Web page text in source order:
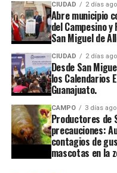
CIUDAD 2 días ago
Abre municipio
del Campesino
San Miguel de
CIUDAD 2 días ago
Desde San
los Calendarios
Guanajuato.
CAMPO 3 días ago
Productores de
precauciones:
contagios de
mascotas en la